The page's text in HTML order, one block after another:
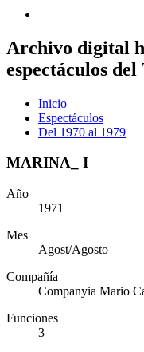
Archivo digital
espectáculos
Inicio
Espectáculos
Del 1970 al 1979
MARINA_ I
Año
1971
Mes
Agost/Agosto
Compañía
Companyia Mario
Funciones
3